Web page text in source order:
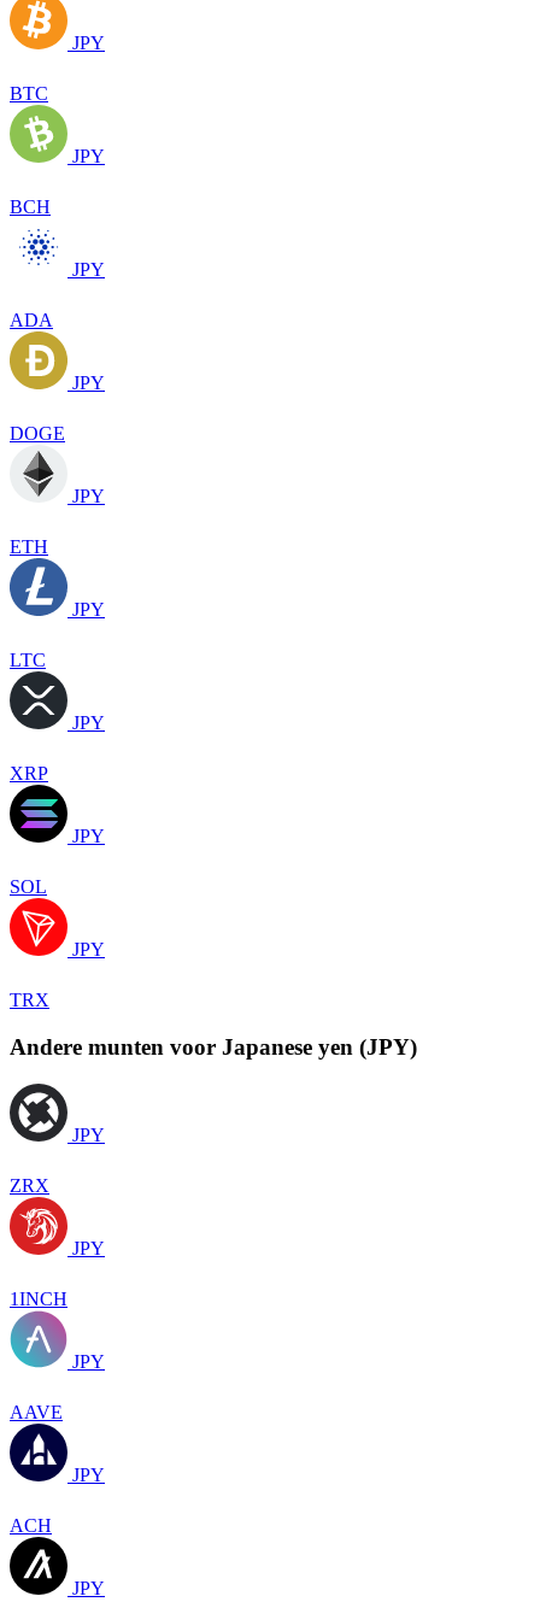
JPY
BTC
JPY
BCH
JPY
ADA
JPY
DOGE
JPY
ETH
JPY
LTC
JPY
XRP
JPY
SOL
JPY
TRX
Andere munten voor Japanese yen (JPY)
JPY
ZRX
JPY
1INCH
JPY
AAVE
JPY
ACH
JPY